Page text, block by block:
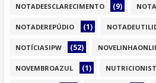
NOTADEESCLARECIMENTO (9)
NOTADEREPÚDIO (1)
NOTÍCIASIPW (52)
NOVEMBROAZUL (1)